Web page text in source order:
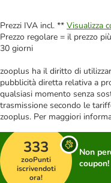
Prezzi IVA incl. ** Visualizza
Prezzo regolare = il prezzo
30 giorni
zooplus ha il diritto di
pubblicità diretta relativa a
qualsiasi momento senza
trasmissione secondo le
zooplus. Per maggiori
333
zooPunti
iscrivendoti
ora!
Non
coupon!